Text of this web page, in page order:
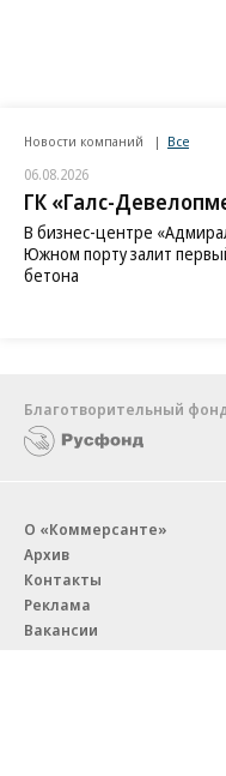
Новости компаний Все
06.08.2026
ГК «Галс-
В бизнес-центре
Южном порту залит
бетона
Благотворительный
О «Коммерсанте»
Архив
Контакты
Реклама
Вакансии